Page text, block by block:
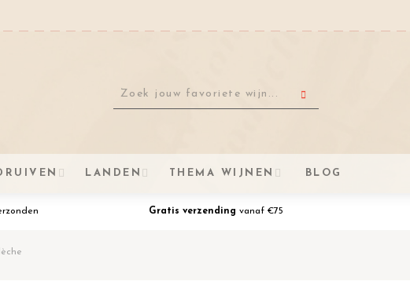
LANDEN THEMA WIJNEN BLOG
Gratis verzending vanaf €75